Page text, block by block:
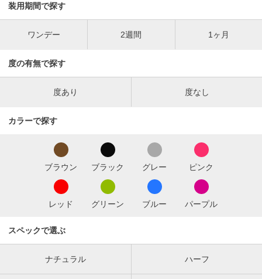
装用期間で探す
ワンデー 2週間 1ヶ月
度の有無で探す
度あり 度なし
カラーで探す
ブラウン ブラック グレー ピンク
レッド グリーン ブルー パープル
スペックで選ぶ
ナチュラル ハーフ